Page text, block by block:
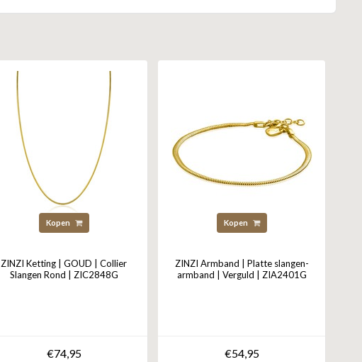
Kopen
ZINZI Ketting | GOUD | Collier
Slangen Rond | ZIC2848G
€74,95
Kopen
ZINZI Armband | Platte slangen-
armband | Verguld | ZIA2401G
€54,95